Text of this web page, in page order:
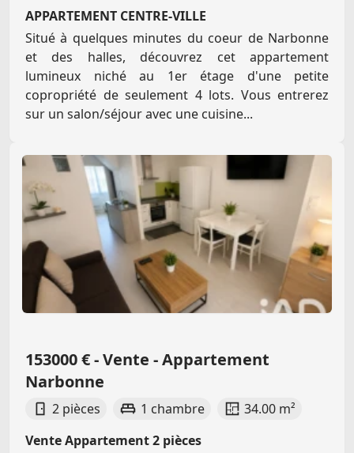
APPARTEMENT CENTRE-VILLE
Situé à quelques minutes du coeur de Narbonne
et des halles, découvrez cet appartement
lumineux niché au 1er étage d'une petite
copropriété de seulement 4 lots. Vous entrerez
sur un salon/séjour avec une cuisine...
153000 € - Vente - Appartement
Narbonne
2 pièces 1 chambre
34.00 m²
Vente Appartement 2 pièces